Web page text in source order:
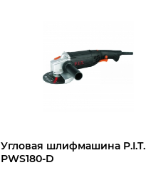
Угловая шлифмашина P.I.T.
РWS180-D